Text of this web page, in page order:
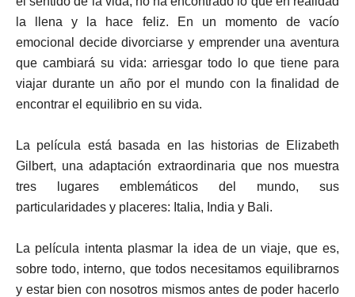
la llena y la hace feliz. En un momento de vacío
emocional decide divorciarse y emprender una aventura
que cambiará su vida: arriesgar todo lo que tiene para
viajar durante un año por el mundo con la finalidad de
encontrar el equilibrio en su vida.
La película está basada en las historias de Elizabeth
Gilbert, una adaptación extraordinaria que nos muestra
tres lugares emblemáticos del mundo, sus
particularidades y placeres: Italia, India y Bali.
La película intenta plasmar la idea de un viaje, que es,
sobre todo, interno, que todos necesitamos equilibrarnos
y estar bien con nosotros mismos antes de poder hacerlo